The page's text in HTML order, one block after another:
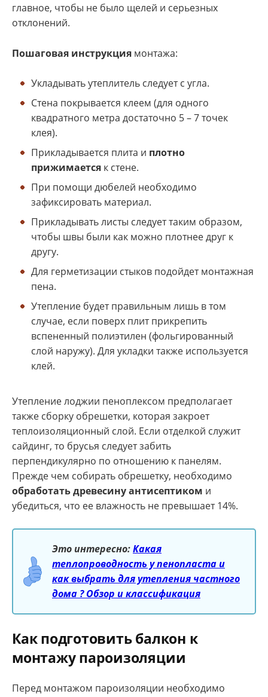
главное, чтобы не было щелей и серьезных
отклонений.
Пошаговая инструкция монтажа:
Укладывать утеплитель следует с угла.
Стена покрывается клеем (для одного
квадратного метра достаточно 5 – 7 точек
клея).
Прикладывается плита и плотно
прижимается к стене.
При помощи дюбелей необходимо
зафиксировать материал.
Прикладывать листы следует таким образом,
чтобы швы были как можно плотнее друг к
другу.
Для герметизации стыков подойдет монтажная
пена.
Утепление будет правильным лишь в том
случае, если поверх плит прикрепить
вспененный полиэтилен (фольгированный
слой наружу). Для укладки также используется
клей.
Утепление лоджии пеноплексом предполагает
также сборку обрешетки, которая закроет
теплоизоляционный слой. Если отделкой служит
сайдинг, то брусья следует забить
перпендикулярно по отношению к панелям.
Прежде чем собирать обрешетку, необходимо
обработать древесину антисептиком и
убедиться, что ее влажность не превышает 14%.
Это интересно:Какая
теплопроводность у пенопласта и
как выбрать для утепления частного
дома ? Обзор и классификация
Как подготовить балкон к
монтажу пароизоляции
Перед монтажом пароизоляции необходимо